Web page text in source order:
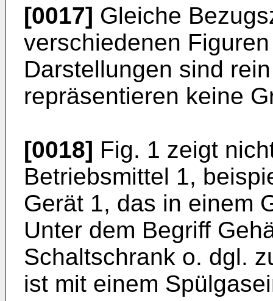
[0017] Gleiche
verschiedenen
Darstellungen sind
repräsentieren keine
[0018] Fig. 1 zeigt
Betriebsmittel 1,
Gerät 1, das in einem
Unter dem Begriff
Schaltschrank o. dgl.
ist mit einem